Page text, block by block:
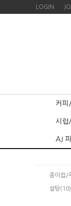
LOGIN
커
시럽
AJ
종이컵/
설탕(10)